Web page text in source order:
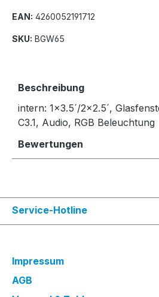
EAN: 4260052191712
SKU: BGW65
Beschreibung
intern: 1x3.5´/2x2.5´,
C3.1, Audio, RGB Beleuchtung
Bewertungen
Service-Hotline
Impressum
AGB